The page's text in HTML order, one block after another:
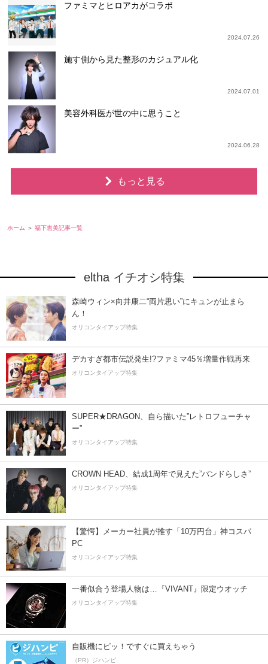
ファミマとヒロアカがコラボ
2024.07.26
施す側から見た整形のカジュアル化
2024.07.01
美容外科医が世の中に思うこと
2024.06.28
もっと見る
ホーム 福下恵美記事一覧
eltha イチオシ特集
森崎ウィン×向井康二“両片思い”にキュンが止まら
ん！
オリコンタイアップ特集
デカすぎ都市伝説発生!?ファミマ45％増量作戦再来
オリコンタイアップ特集
SUPER★DRAGON、自ら描いた”レトロフューチャ
ー”
オリコンタイアップ特集
CROWN HEAD、結成1周年で見えた”バンドらしさ”
オリコンタイアップ特集
【驚愕】メーカー社員が推す「10万円台」神コスパ
PC
オリコンタイアップ特集
一番似合う登場人物は…『VIVANT』限定ウオッチ
オリコンタイアップ特集
自販機にピッ！ですぐに買えちゃう
（PR）ジハンピ